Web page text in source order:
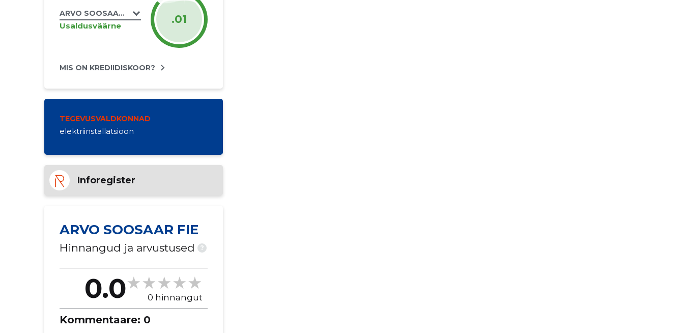
ARVO SOOSAAR FIE
Usaldusväärne .01
MIS ON KREDIIDISKOOR?
TEGEVUSVALDKONNAD
elektriinstallatsioon
Inforegister
ARVO SOOSAAR FIE
Hinnangud ja arvustused ?
0.0 0 hinnangut
Kommentaare: 0